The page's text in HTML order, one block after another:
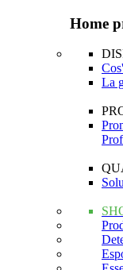
Home
La